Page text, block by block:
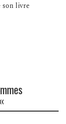
son livre